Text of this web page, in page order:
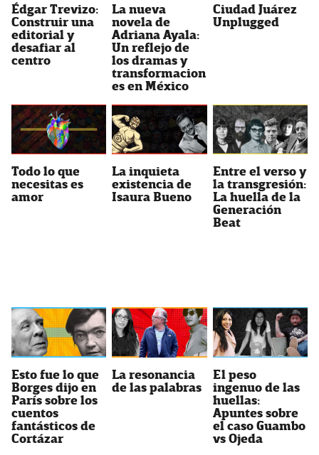
Édgar Trevizo:
Construir una
editorial y
desafiar al
centro
La nueva
novela de
Adriana Ayala:
Un reflejo de
los dramas y
transformacion
es en México
Ciudad Juárez
Unplugged
Todo lo que
necesitas es
amor
La inquieta
existencia de
Isaura Bueno
Entre el verso y
la transgresión:
La huella de la
Generación
Beat
Esto fue lo que
Borges dijo en
París sobre los
cuentos
fantásticos de
Cortázar
La resonancia
de las palabras
El peso
ingenuo de las
huellas:
Apuntes sobre
el caso Guambo
vs Ojeda